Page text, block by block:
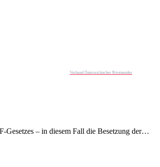
Verband Österreichischer Privatsender
Gesetzes – in diesem Fall die Besetzung der…